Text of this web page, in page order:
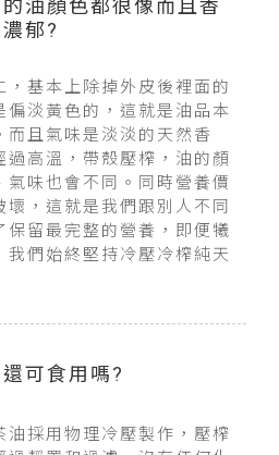
油顏色都很像而且香
郁?
，基本上除掉外皮後裡面的
偏淡黃色的，這就是油品本
而且氣味是淡淡的天然香
過高溫，帶殼壓榨，油的顏
氣味也會不同。同時營養價
壞，這就是我們跟別人不同
保留最完整的營養，即便犧
我們始終堅持冷壓冷榨純天
可食用嗎?
油採用物理冷壓製作，壓榨